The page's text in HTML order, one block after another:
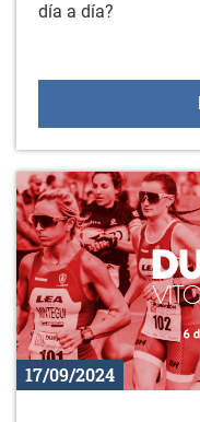
día a día?
17/09/2024